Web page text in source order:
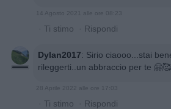
14 Agosto 2021 alle ore 08:23
· Ti stimo · Rispondi
Dylan2017: Sirio ciaooo...stai
rileggerti..un abbraccio per te
28 Aprile 2022 alle ore 17:03
· Ti stimo · Rispondi